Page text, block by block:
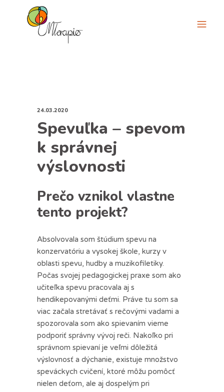
24.03.2020
Spevuľka – spevom
k správnej
výslovnosti
Prečo vznikol vlastne
tento projekt?
Absolvovala som štúdium spevu na
konzervatóriu a vysokej škole, kurzy v
oblasti spevu, hudby a muzikofiletiky.
Počas svojej pedagogickej praxe som ako
učiteľka spevu pracovala aj s
hendikepovanými deťmi. Práve tu som sa
viac začala stretávať s rečovými vadami a
spozorovala som ako spievaním vieme
podporiť správny vývoj reči. Nakoľko pri
správnom spievaní je veľmi dôležitá
výslovnosť a dýchanie, existuje množstvo
speváckych cvičení, ktoré môžu pomôcť
nielen deťom, ale aj dospelým pri